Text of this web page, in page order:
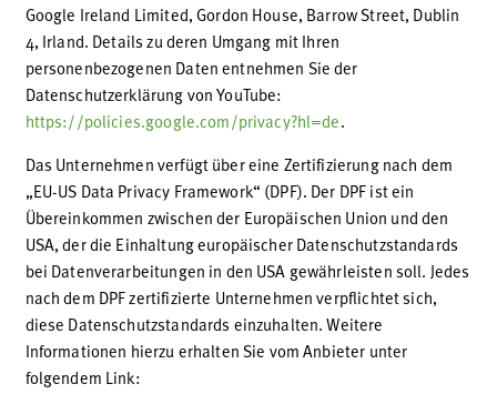
Google Ireland Limited, Gordon House, Barrow Street, Dublin
4, Irland. Details zu deren Umgang mit Ihren
personenbezogenen Daten entnehmen Sie der
Datenschutzerklärung von YouTube:
https://policies.google.com/privacy?hl=de.
Das Unternehmen verfügt über eine Zertifizierung nach dem
„EU-US Data Privacy Framework“ (DPF). Der DPF ist ein
Übereinkommen zwischen der Europäischen Union und den
USA, der die Einhaltung europäischer Datenschutzstandards
bei Datenverarbeitungen in den USA gewährleisten soll. Jedes
nach dem DPF zertifizierte Unternehmen verpflichtet sich,
diese Datenschutzstandards einzuhalten. Weitere
Informationen hierzu erhalten Sie vom Anbieter unter
folgendem Link: